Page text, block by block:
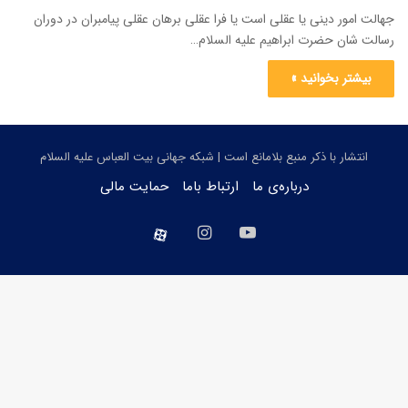
جهالت امور دینی یا عقلی است یا فرا عقلی برهان عقلی پیامبران در دوران
رسالت شان حضرت ابراهیم علیه السلام…
بیشتر بخوانید »
انتشار با ذکر منبع بلامانع است | شبکه جهانی بیت العباس علیه السلام
درباره‌ی ما ارتباط باما حمایت مالی
یوتیوب اینستاگرام